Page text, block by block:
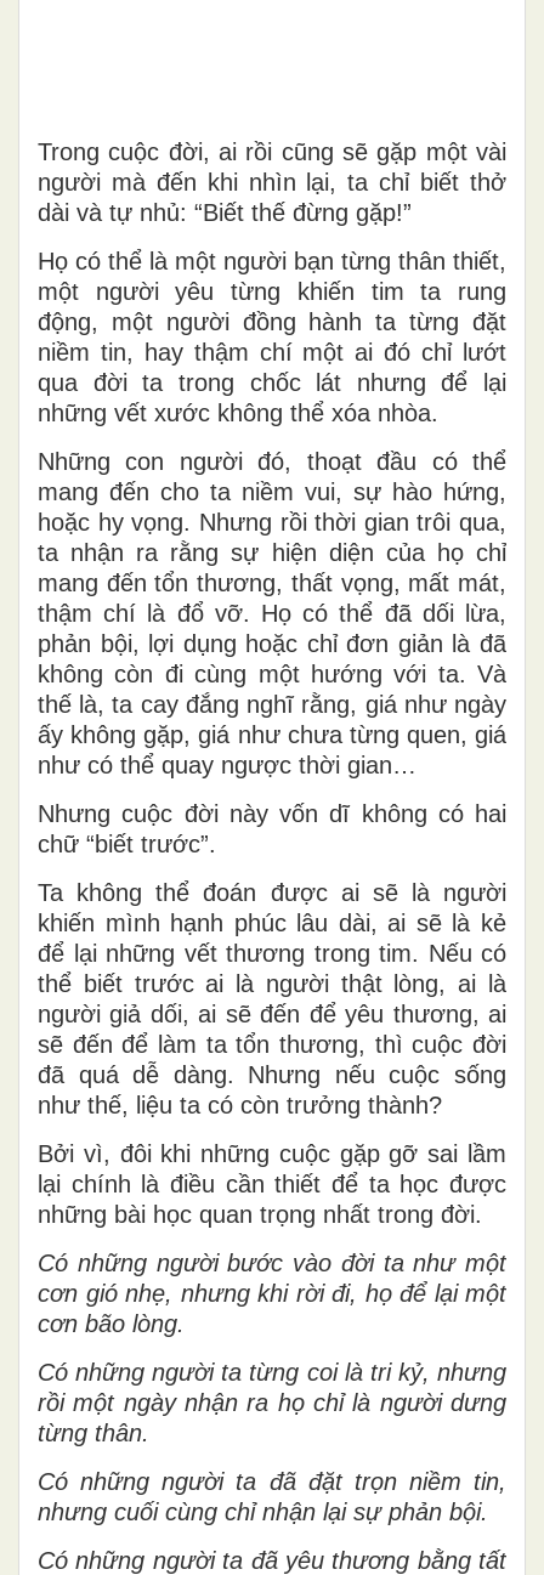
Trong cuộc đời, ai rồi cũng sẽ gặp một vài
người mà đến khi nhìn lại, ta chỉ biết thở
dài và tự nhủ: “Biết thế đừng gặp!”
Họ có thể là một người bạn từng thân thiết,
một người yêu từng khiến tim ta rung
động, một người đồng hành ta từng đặt
niềm tin, hay thậm chí một ai đó chỉ lướt
qua đời ta trong chốc lát nhưng để lại
những vết xước không thể xóa nhòa.
Những con người đó, thoạt đầu có thể
mang đến cho ta niềm vui, sự hào hứng,
hoặc hy vọng. Nhưng rồi thời gian trôi qua,
ta nhận ra rằng sự hiện diện của họ chỉ
mang đến tổn thương, thất vọng, mất mát,
thậm chí là đổ vỡ. Họ có thể đã dối lừa,
phản bội, lợi dụng hoặc chỉ đơn giản là đã
không còn đi cùng một hướng với ta. Và
thế là, ta cay đắng nghĩ rằng, giá như ngày
ấy không gặp, giá như chưa từng quen, giá
như có thể quay ngược thời gian…
Nhưng cuộc đời này vốn dĩ không có hai
chữ “biết trước”.
Ta không thể đoán được ai sẽ là người
khiến mình hạnh phúc lâu dài, ai sẽ là kẻ
để lại những vết thương trong tim. Nếu có
thể biết trước ai là người thật lòng, ai là
người giả dối, ai sẽ đến để yêu thương, ai
sẽ đến để làm ta tổn thương, thì cuộc đời
đã quá dễ dàng. Nhưng nếu cuộc sống
như thế, liệu ta có còn trưởng thành?
Bởi vì, đôi khi những cuộc gặp gỡ sai lầm
lại chính là điều cần thiết để ta học được
những bài học quan trọng nhất trong đời.
Có những người bước vào đời ta như một
cơn gió nhẹ, nhưng khi rời đi, họ để lại một
cơn bão lòng.
Có những người ta từng coi là tri kỷ, nhưng
rồi một ngày nhận ra họ chỉ là người dưng
từng thân.
Có những người ta đã đặt trọn niềm tin,
nhưng cuối cùng chỉ nhận lại sự phản bội.
Có những người ta đã yêu thương bằng tất